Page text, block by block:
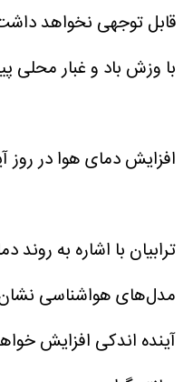
قابل توجهی نخواهد
با وزش باد و غبار
افزایش دمای هوا در روز
ترابیان با اشاره به
مدل‌های هواشناسی